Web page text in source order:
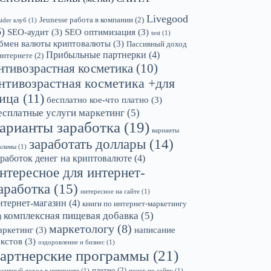
клуб (1) Jeunesse работа в компании (2) Livegood
SEO-аудит (3) SEO оптимизация (3) test (1)
валюты криптовалюты (3) Пассивный доход
(2) Прибыльные партнерки (4)
косметика (10)
косметика +для
(11) бесплатно кое-что платно (3)
услуги маркетинг (5)
заработка (19) варианты
(1) заработать доллары (14)
денег на криптовалюте (4)
для интернет-
(15) интересное на сайте (1)
магазин (4) книги по интернет-маркетингу
комплексная пищевая добавка (5)
(3) маркетологу (8) написание
(3) оздоровление и бизнес (1)
программы (21)